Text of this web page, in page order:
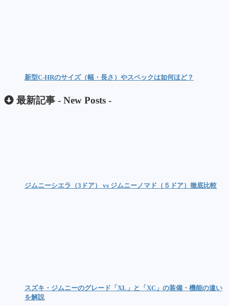
新型C-HRのサイズ（幅・長さ）やスペックは如何ほど？
最新記事 - New Posts -
ジムニーシエラ（3ドア） vs ジムニーノマド（５ドア）徹底比較
スズキ・ジムニーのグレード「XL」と「XC」の装備・機能の違い
を解説